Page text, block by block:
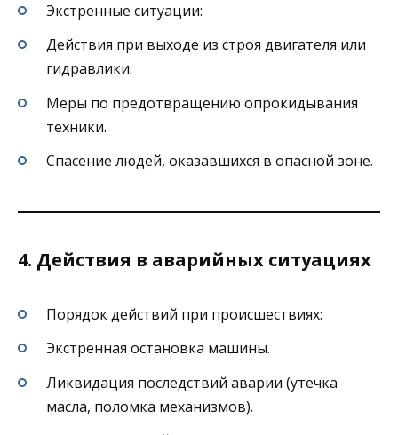
Экстренные ситуации:
Действия при выходе из строя двигателя или
гидравлики.
Меры по предотвращению опрокидывания
техники.
Спасение людей, оказавшихся в опасной зоне.
4. Действия в аварийных ситуациях
Порядок действий при происшествиях:
Экстренная остановка машины.
Ликвидация последствий аварии (утечка
масла, поломка механизмов).